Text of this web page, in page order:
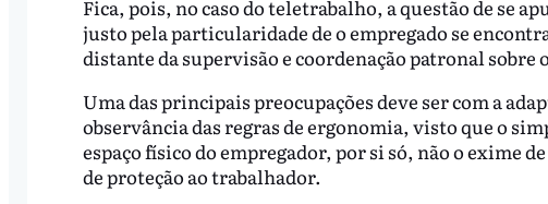
Fica, pois, no caso do teletrabalho, a questão de se
justo pela particularidade de o empregado se
distante da supervisão e coordenação patronal sobre
Uma das principais preocupações deve ser com a
observância das regras de ergonomia, visto que o
espaço físico do empregador, por si só, não o exime
de proteção ao trabalhador.